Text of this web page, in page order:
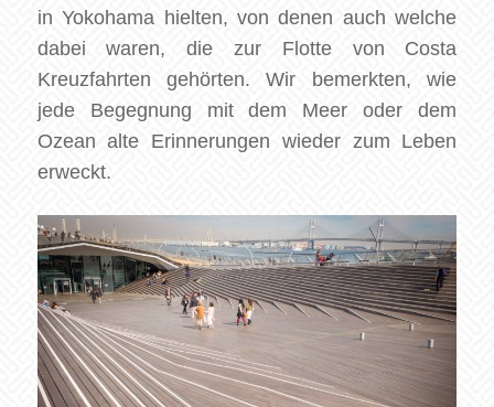
in Yokohama hielten, von denen auch welche
dabei waren, die zur Flotte von Costa
Kreuzfahrten gehörten. Wir bemerkten, wie
jede Begegnung mit dem Meer oder dem
Ozean alte Erinnerungen wieder zum Leben
erweckt.